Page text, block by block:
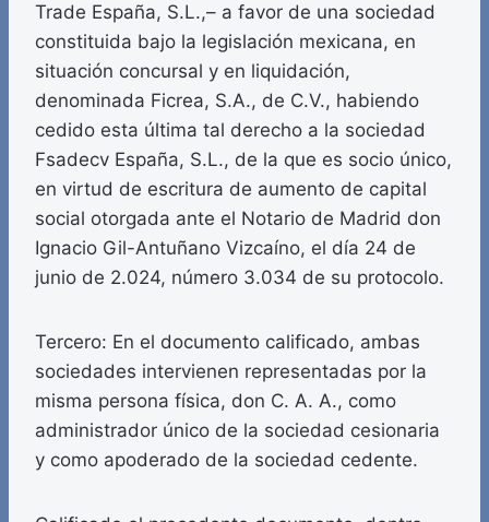
Trade España, S.L.,– a favor de una sociedad
constituida bajo la legislación mexicana, en
situación concursal y en liquidación,
denominada Ficrea, S.A., de C.V., habiendo
cedido esta última tal derecho a la sociedad
Fsadecv España, S.L., de la que es socio único,
en virtud de escritura de aumento de capital
social otorgada ante el Notario de Madrid don
Ignacio Gil-Antuñano Vizcaíno, el día 24 de
junio de 2.024, número 3.034 de su protocolo.
Tercero: En el documento calificado, ambas
sociedades intervienen representadas por la
misma persona física, don C. A. A., como
administrador único de la sociedad cesionaria
y como apoderado de la sociedad cedente.